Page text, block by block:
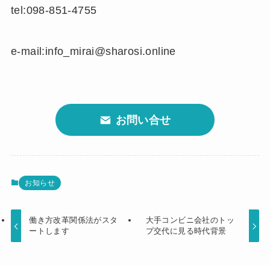
tel:098-851-4755
e-mail:info_mirai@sharosi.online
お問い合せ
お知らせ
働き方改革関係法がスタ
ートします
大手コンビニ会社のトッ
プ交代に見る時代背景